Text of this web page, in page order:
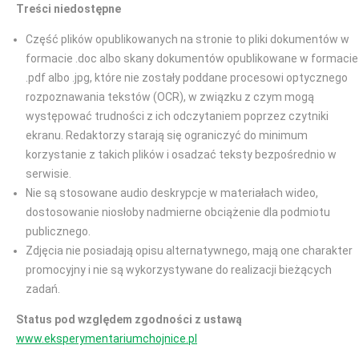
Treści niedostępne
Część plików opublikowanych na stronie to pliki dokumentów w
formacie .doc albo skany dokumentów opublikowane w formacie
.pdf albo .jpg, które nie zostały poddane procesowi optycznego
rozpoznawania tekstów (OCR), w związku z czym mogą
występować trudności z ich odczytaniem poprzez czytniki
ekranu. Redaktorzy starają się ograniczyć do minimum
korzystanie z takich plików i osadzać teksty bezpośrednio w
serwisie.
Nie są stosowane audio deskrypcje w materiałach wideo,
dostosowanie niosłoby nadmierne obciążenie dla podmiotu
publicznego.
Zdjęcia nie posiadają opisu alternatywnego, mają one charakter
promocyjny i nie są wykorzystywane do realizacji bieżących
zadań.
Status pod względem zgodności z ustawą
www.eksperymentariumchojnice.pl